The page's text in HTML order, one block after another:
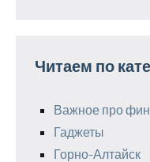
Читаем по
Важное про
Гаджеты
Горно-Алтайск